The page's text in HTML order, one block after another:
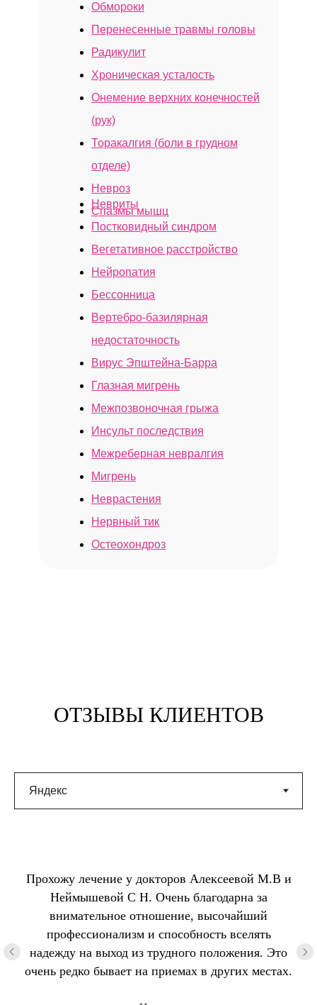
Невриты
Постковидный синдром
Вегетативное расстройство
Нейропатия
Бессонница
Вертебро-базилярная
недостаточность
Вирус Эпштейна-Барра
Глазная мигрень
Межпозвоночная грыжа
Инсульт последствия
Межреберная невралгия
Мигрень
Неврастения
Нервный тик
Остеохондроз
Обмороки
Перенесенные травмы головы
Радикулит
Хроническая усталость
Онемение верхних конечностей
(рук)
Торакалгия (боли в грудном
отделе)
Невроз
Спазмы мышц
ОТЗЫВЫ КЛИЕНТОВ
Прохожу лечение у докторов Алексеевой М.В и
Неймышевой С Н. Очень благодарна за
внимательное отношение, высочайший
профессионализм и способность вселять
надежду на выход из трудного положения. Это
очень редко бывает на приемах в других местах.
Клиника осуществляет деятельность
на основании медицинских лицензий
в соответствии с рекомендациями
Л041-01137-77/01173714
Посмотреть лицензии
КАК К НАМ ДОБРАТЬСЯ
Клиника у м. «Юго-Западная»